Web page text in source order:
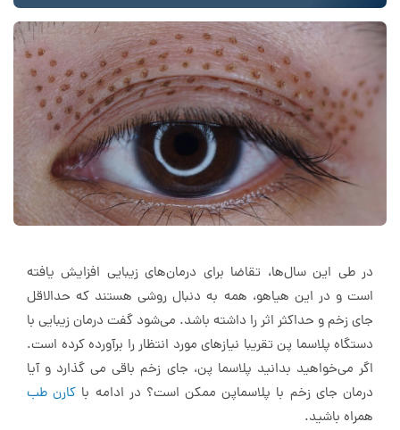
در طی این سال‌ها، تقاضا برای درمان‌های زیبایی افزایش یافته
است و در این هیاهو، همه به دنبال روشی هستند که حدالاقل
جای زخم و حداکثر اثر را داشته باشد. می‌شود گفت درمان زیبایی با
دستگاه پلاسما پن تقریبا نیاز‌های مورد انتظار را برآورده کرده است.
اگر می‌خواهید بدانید پلاسما پن، جای زخم باقی می گذارد و آیا
درمان جای زخم با پلاسماپن ممکن است؟ در ادامه با کارن طب
همراه باشید.